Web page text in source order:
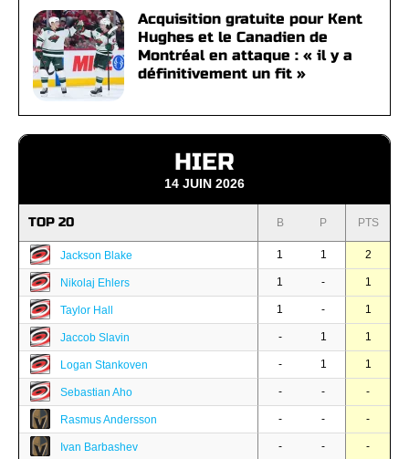
Acquisition gratuite pour Kent
Hughes et le Canadien de
Montréal en attaque : « il y a
définitivement un fit »
HIER
14 JUIN 2026
TOP 20 B P PTS
Jackson Blake 1 1 2
Nikolaj Ehlers 1 - 1
Taylor Hall 1 - 1
Jaccob Slavin - 1 1
Logan Stankoven - 1 1
Sebastian Aho - - -
Rasmus Andersson - - -
Ivan Barbashev - - -